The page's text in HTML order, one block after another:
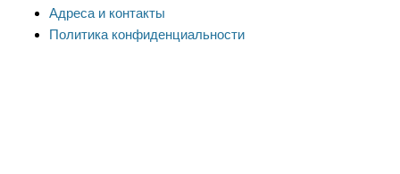
Адреса и контакты
Политика конфиденциальности